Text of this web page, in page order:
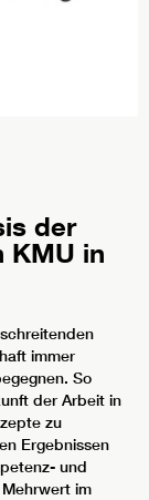
der
KMU in
immer
So
der Arbeit in
zu
Ergebnissen
und
im